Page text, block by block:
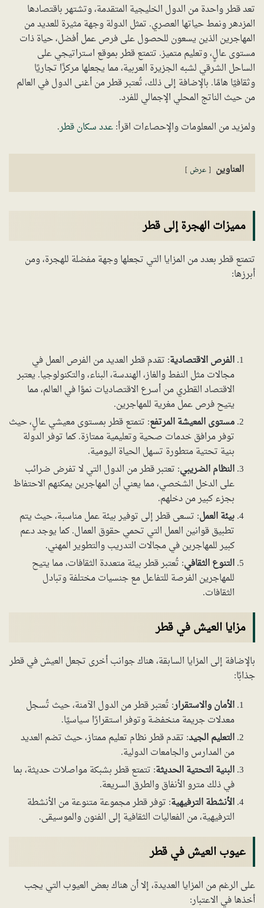
تعد قطر واحدة من الدول الخليجية المتقدمة، وتشتهر باقتصادها
المزدهر ونمط حياتها العصري. تمثل الدولة وجهة مثيرة للعديد من
المهاجرين الذين يسعون للحصول على فرص عمل أفضل، حياة ذات
مستوى عالٍ، وتعليم متميز. تتمتع قطر بموقع استراتيجي على
الساحل الشرقي لشبه الجزيرة العربية، مما يجعلها مركزًا تجاريًا
وثقافيًا هامًا. بالإضافة إلى ذلك، تُعتبر قطر من أغنى الدول في العالم
من حيث الناتج المحلي الإجمالي للفرد.
ولمزيد من المعلومات والإحصاءات اقرأ:عدد سكان قطر.
العناوين عرض
مميزات الهجرة إلى قطر
تتمتع قطر بعدد من المزايا التي تجعلها وجهة مفضلة للهجرة، ومن
أبرزها:
الفرص الاقتصادية: تقدم قطر العديد من الفرص العمل في
مجالات مثل النفط والغاز، الهندسة، البناء، والتكنولوجيا. يعتبر
الاقتصاد القطري من أسرع الاقتصاديات نموًا في العالم، مما
يتيح فرص عمل مغرية للمهاجرين.
مستوى المعيشة المرتفع: تتمتع قطر بمستوى معيشي عالٍ، حيث
توفر مرافق خدمات صحية وتعليمية ممتازة. كما توفر الدولة
بنية تحتية متطورة تسهل الحياة اليومية.
النظام الضريبي: تعتبر قطر من الدول التي لا تفرض ضرائب
على الدخل الشخصي، مما يعني أن المهاجرين يمكنهم الاحتفاظ
بجزء كبير من دخلهم.
بيئة العمل: تسعى قطر إلى توفير بيئة عمل مناسبة، حيث يتم
تطبيق قوانين العمل التي تحمي حقوق العمال. كما يوجد دعم
كبير للمهاجرين في مجالات التدريب والتطوير المهني.
التنوع الثقافي: تُعتبر قطر بيئة متعددة الثقافات، مما يتيح
للمهاجرين الفرصة للتفاعل مع جنسيات مختلفة وتبادل
الثقافات.
مزايا العيش في قطر
بالإضافة إلى المزايا السابقة، هناك جوانب أخرى تجعل العيش في قطر
جذابًا:
الأمان والاستقرار: تُعتبر قطر من الدول الآمنة، حيث تُسجل
معدلات جريمة منخفضة وتوفر استقرارًا سياسيًا.
التعليم الجيد: تقدم قطر نظام تعليم ممتاز، حيث تضم العديد
من المدارس والجامعات الدولية.
البنية التحتية الحديثة: تتمتع قطر بشبكة مواصلات حديثة، بما
في ذلك مترو الأنفاق والطرق السريعة.
الأنشطة الترفيهية: توفر قطر مجموعة متنوعة من الأنشطة
الترفيهية، من الفعاليات الثقافية إلى الفنون والموسيقى.
عيوب العيش في قطر
على الرغم من المزايا العديدة، إلا أن هناك بعض العيوب التي يجب
أخذها في الاعتبار: